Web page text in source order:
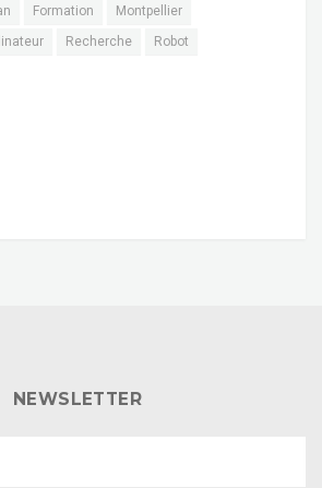
Formation
Montpellier
Recherche
Robot
NEWSLETTER